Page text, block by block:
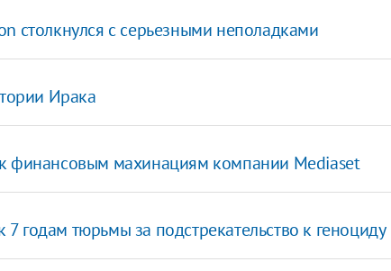
столкнулся с серьезными неполадками
Ирака
финансовым махинациям компании Mediaset
годам тюрьмы за подстрекательство к геноциду